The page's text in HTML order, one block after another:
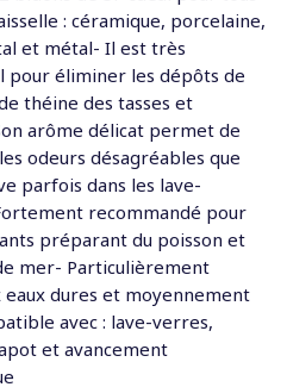
: céramique, porcelaine,
et métal- Il est très
pour éliminer les dépôts de
théine des tasses et
arôme délicat permet de
odeurs désagréables que
parfois dans les lave-
recommandé pour
préparant du poisson et
mer- Particulièrement
eaux dures et moyennement
avec : lave-verres,
et avancement